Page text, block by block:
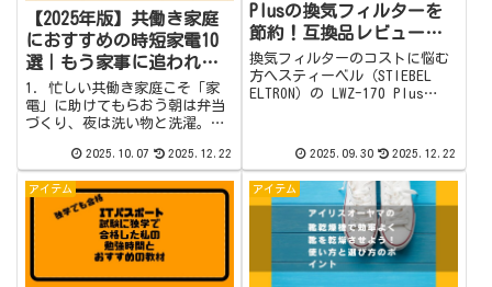
【2025年版】共働き家庭
におすすめの時短家電10
選｜もう家事に追われな
い暮らしを
1. 忙しい共働き家庭こそ「家
電」に助けてもらおう朝は弁当
づくり、夜は洗い物と洗濯。気
いた…」という声をよく聞きま
す。そんな共働き家庭の救世主
が、近年進化した“時短家
電”です。「ルンバ」「食洗
機」「乾燥機」など、...
2025.10.07 2025.12.22
Plusの換気フィルターを
節約！互換品レビューと
選び方
換気フィルターのコストに悩む
方へスティーベル（STIEBEL
ELTRON）の LWZ-170 Plus
す。しかし、実際に使っている
ルターのコスト」。純正品...
2025.09.30 2025.12.22
アイテム アイテム